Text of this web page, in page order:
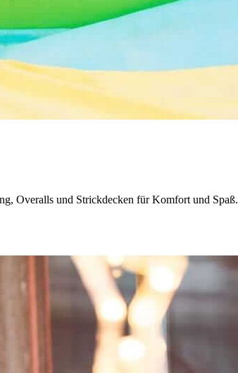
Overalls und Strickdecken für Komfort und Spaß.